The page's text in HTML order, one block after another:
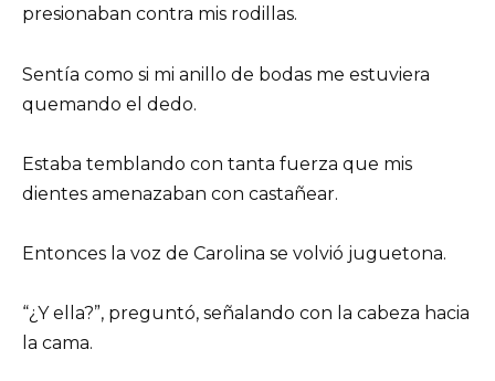
presionaban contra mis rodillas.
Sentía como si mi anillo de bodas me estuviera
quemando el dedo.
Estaba temblando con tanta fuerza que mis
dientes amenazaban con castañear.
Entonces la voz de Carolina se volvió juguetona.
“¿Y ella?”, preguntó, señalando con la cabeza hacia
la cama.